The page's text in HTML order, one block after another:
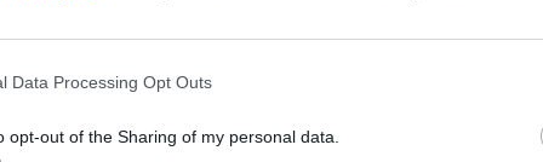
Data Processing Opt Outs
opt-out of the Sharing of my personal data.
Γιάννα Παναγοπούλου, είχε αναφέρει: «Μιλάμε
νοσοκομείο να γεννήσει το πρώτο της παιδάκι.
πολύ δεμένη οικογένεια- σας λέω ότι η κοπέλα